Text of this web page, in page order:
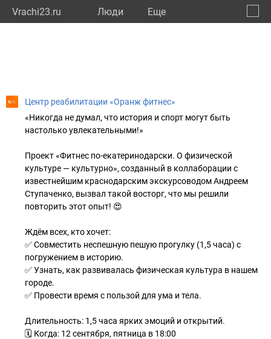
Vrachi23.ru Люди Eще
Центр реабилитации «Оранж фитнес»
«Никогда не думал, что история и спорт могут быть
настолько увлекательными!»
Проект «Фитнес по-екатеринодарски. О физической
культуре — культурно», созданный в коллаборации с
известнейшим краснодарским экскурсоводом Андреем
Ступаченко, вызвал такой восторг, что мы решили
повторить этот опыт! 😍
Ждём всех, кто хочет:
✅ Совместить неспешную пешую прогулку (1,5 часа) с
погружением в историю.
✅ Узнать, как развивалась физическая культура в нашем
городе.
✅ Провести время с пользой для ума и тела.
Длительность: 1,5 часа ярких эмоций и открытий.
🗓 Когда: 12 сентября, пятница в 18:00